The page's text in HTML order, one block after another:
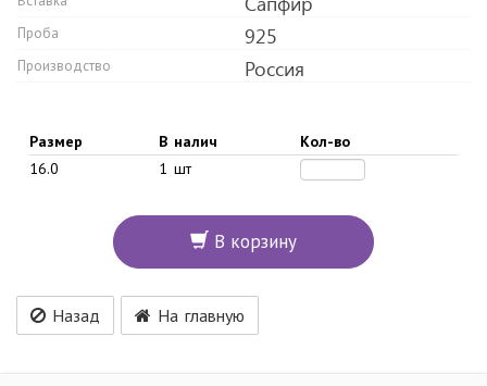
Проба 925
Производство Россия
Размер В налич
Кол-во
16.0
1 шт
В корзину
Назад На главную